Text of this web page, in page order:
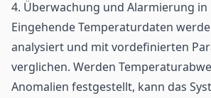
4. Überwachung und Alarmierung in
Eingehende Temperaturdaten
analysiert und mit vordefinierten
verglichen. Werden
Anomalien festgestellt, kann das